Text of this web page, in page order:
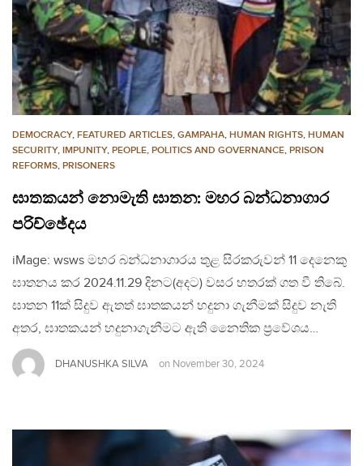
DEMOCRACY, FEATURED ARTICLES, GAMPAHA, HUMAN RIGHTS, HUMAN
SECURITY, IMPUNITY, PEOPLE, POLITICS AND GOVERNANCE, PRISON
REFORMS, PRISONERS
ඝාතකයන් නොමැති ඝාතන: මහර බන්ධනාගාර
පරිච්ඡේදය
iMage: wsws මහර බන්ධනාගාරය තුළ සිරකරුවන් 11 දෙනෙකු
ඝාතනය කර 2024.11.29 දිනට(අදට) වසර හතරක් ගත වී තිබේ.
ඝාතන 11ක් සිදුව ඇතත් ඝාතකයන් හදුනා ගැනීමක් සිදුව නැති
අතර, ඝාතකයන් හදුනාගැනීමට ඇති නෛතික ප්‍රවේශය…
DHANUSHKA SILVA on November 30, 2024